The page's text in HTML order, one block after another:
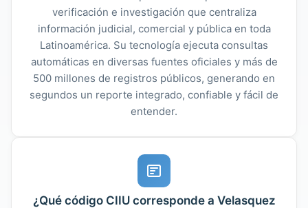
verificación e investigación que centraliza
información judicial, comercial y pública en toda
Latinoamérica. Su tecnología ejecuta consultas
automáticas en diversas fuentes oficiales y más de
500 millones de registros públicos, generando en
segundos un reporte integrado, confiable y fácil de
entender.
¿Qué código CIIU corresponde a Velasquez